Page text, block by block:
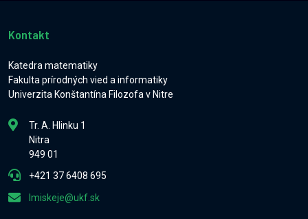
Kontakt
Katedra matematiky
Fakulta prírodných vied a informatiky
Univerzita Konštantína Filozofa v Nitre
Tr. A. Hlinku 1
Nitra
949 01
+421 37 6408 695
lmiskeje@ukf.sk